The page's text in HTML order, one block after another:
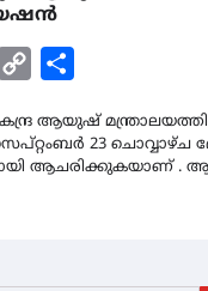
TwitterCopy
ആയുഷ്
23 ചൊവ്വാഴ്ച
ആചരിക്കുകയാണ് .